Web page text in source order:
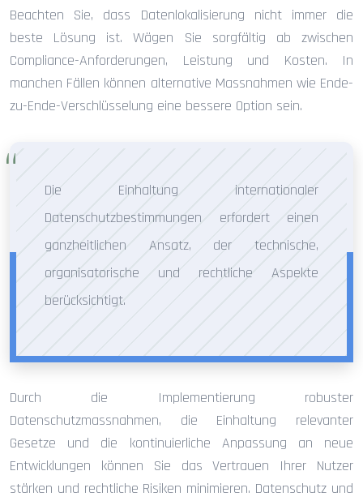
Beachten Sie, dass Datenlokalisierung nicht immer die
beste Lösung ist. Wägen Sie sorgfältig ab zwischen
Compliance-Anforderungen, Leistung und Kosten. In
manchen Fällen können alternative Massnahmen wie Ende-
zu-Ende-Verschlüsselung eine bessere Option sein.
Die Einhaltung internationaler
Datenschutzbestimmungen erfordert einen
ganzheitlichen Ansatz, der technische,
organisatorische und rechtliche Aspekte
berücksichtigt.
Durch die Implementierung robuster
Datenschutzmassnahmen, die Einhaltung relevanter
Gesetze und die kontinuierliche Anpassung an neue
Entwicklungen können Sie das Vertrauen Ihrer Nutzer
stärken und rechtliche Risiken minimieren. Datenschutz und